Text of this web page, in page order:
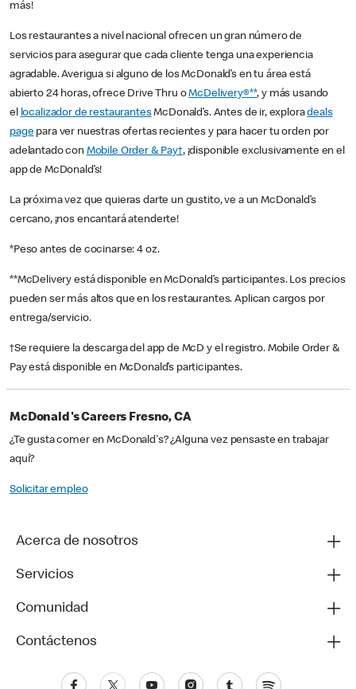
más!
Los restaurantes a nivel nacional ofrecen un gran número de
servicios para asegurar que cada cliente tenga una experiencia
agradable. Averigua si alguno de los McDonald’s en tu área está
abierto 24 horas, ofrece Drive Thru oMcDelivery®**, y más usando
el localizador de restaurantesMcDonald’s. Antes de ir, exploradeals
pagepara ver nuestras ofertas recientes y para hacer tu orden por
adelantado con Mobile Order & Pay†, ¡disponible exclusivamente en el
app de McDonald’s!
La próxima vez que quieras darte un gustito, ve a un McDonald’s
cercano, ¡nos encantará atenderte!
*Peso antes de cocinarse: 4 oz.
**McDelivery está disponible en McDonald’s participantes. Los precios
pueden ser más altos que en los restaurantes. Aplican cargos por
entrega/servicio.
†Se requiere la descarga del app de McD y el registro. Mobile Order &
Pay está disponible en McDonald’s participantes.
McDonald's Careers Fresno, CA
¿Te gusta comer en McDonald's? ¿Alguna vez pensaste en trabajar
aquí?
Solicitar empleo
Acerca de nosotros
Servicios
Comunidad
Contáctenos